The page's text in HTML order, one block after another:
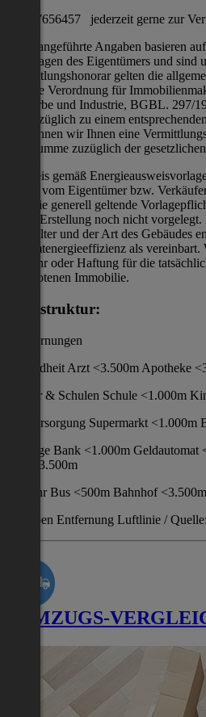
0660/7656457 jederzeit gerne zur
Oben angeführte Angaben basieren
Unterlagen des Eigentümers und sind
Vermittlungshonorar gelten die
und die Verordnung für
Gewerbe und Industrie, BGBL. 297/
diesbezüglich zu einem
verrechnen wir Ihnen eine
Kaufsumme zuzüglich der
Hinweis gemäß
wurde vom Eigentümer bzw.
über die generell geltende
seiner Erstellung noch nicht
dem Alter und der Art des Gebäudes
Gesamtenergieeffizienz als
Gewähr oder Haftung für die
angebotenen Immobilie.
Infrastruktur:
/ Entfernungen
Gesundheit Arzt <3.500m Apotheke
Kinder & Schulen Schule <1.000m
Nahversorgung Supermarkt <1.000m
Sonstige Bank <1.000m
Post <3.500m
Verkehr Bus <500m Bahnhof <3.500m
Angaben Entfernung Luftlinie /
UMZUGS-